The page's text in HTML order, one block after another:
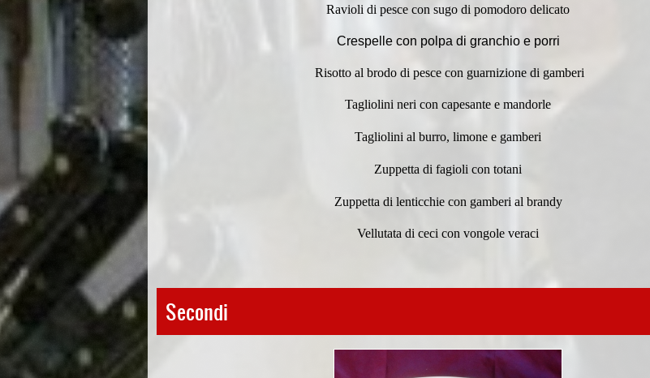
Ravioli di pesce con sugo di pomodoro delicato
Crespelle con polpa di granchio e porri
Risotto al brodo di pesce con guarnizione di gamberi
Tagliolini neri con capesante e mandorle
Tagliolini al burro, limone e gamberi
Zuppetta di fagioli con totani
Zuppetta di lenticchie con gamberi al brandy
Vellutata di ceci con vongole veraci
Secondi